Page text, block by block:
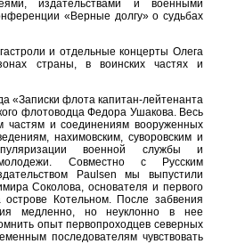
издательствами и военными
«Верные долгу» о судьбах
и отдельные концерты Олега
страны, в воинских частях и
«Записки флота капитан-лейтенанта
флотоводца Федора Ушакова. Весь
частям и соединениям вооруженных
нахимовским, суворовским и
военной службы и
молодежи. Совместно с Русским
Paulsen мы выпустили
Соколова, основателя и первого
Котельном. После забвения
медленно, но неуклонно в нее
опыт первопроходцев северных
последователям чувствовать